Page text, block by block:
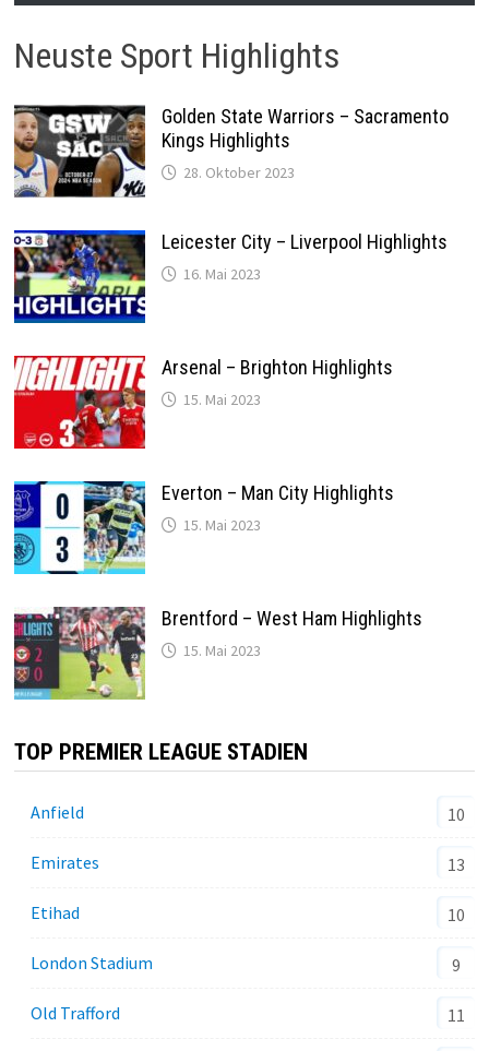
Neuste Sport Highlights
Golden State Warriors – Sacramento
Kings Highlights
28. Oktober 2023
Leicester City – Liverpool Highlights
16. Mai 2023
Arsenal – Brighton Highlights
15. Mai 2023
Everton – Man City Highlights
15. Mai 2023
Brentford – West Ham Highlights
15. Mai 2023
TOP PREMIER LEAGUE STADIEN
Anfield 10
Emirates 13
Etihad 10
London Stadium 9
Old Trafford 11